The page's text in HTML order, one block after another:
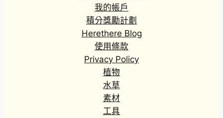
我的帳戶
積分獎勵計劃
Herethere Blog
使用條款
Privacy Policy
植物
水草
素材
工具